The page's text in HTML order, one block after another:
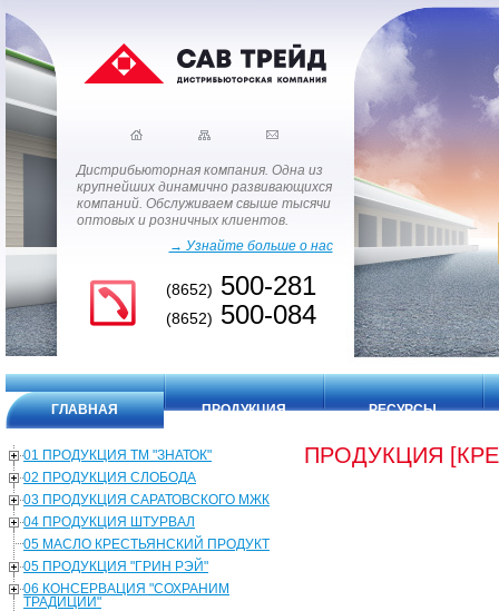
Дистрибьюторная компания. Одна из
крупнейших динамично развивающихся
компаний. Обслуживаем свыше тысячи
оптовых и розничных клиентов.
→ Узнайте больше о нас
(8652) 500-281
(8652) 500-084
ГЛАВНАЯ ПРОДУКЦИЯ РЕСУРСЫ
01 ПРОДУКЦИЯ ТМ "ЗНАТОК"
02 ПРОДУКЦИЯ СЛОБОДА
03 ПРОДУКЦИЯ САРАТОВСКОГО МЖК
04 ПРОДУКЦИЯ ШТУРВАЛ
05 МАСЛО КРЕСТЬЯНСКИЙ ПРОДУКТ
05 ПРОДУКЦИЯ "ГРИН РЭЙ"
06 КОНСЕРВАЦИЯ "СОХРАНИМ
ТРАДИЦИИ"
ПРОДУКЦИЯ